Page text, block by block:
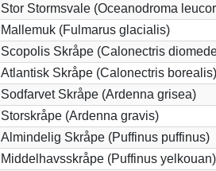
Stor Stormsvale (Oceanodroma
Mallemuk (Fulmarus glacialis)
Scopolis Skråpe (Calonectris
Atlantisk Skråpe (Calonectris borealis)
Sodfarvet Skråpe (Ardenna grisea)
Storskråpe (Ardenna gravis)
Almindelig Skråpe (Puffinus puffinus)
Middelhavsskråpe (Puffinus yelkouan)